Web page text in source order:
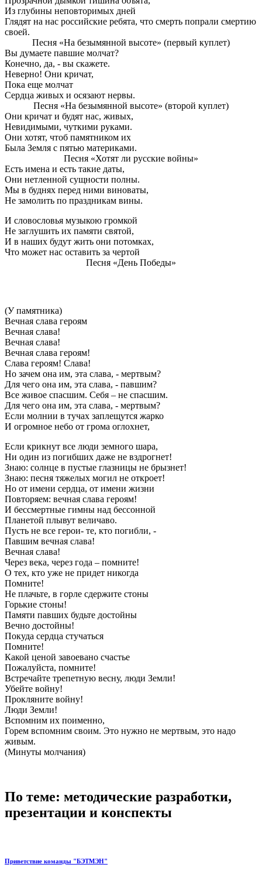
Из глубины неповторимых дней
Глядят на нас российские ребята, что смерть попрали смертию
своей.
Песня «На безымянной высоте» (первый куплет)
Вы думаете павшие молчат?
Конечно, да, - вы скажете.
Неверно! Они кричат,
Пока еще молчат
Сердца живых и осязают нервы.
Песня «На безымянной высоте» (второй куплет)
Они кричат и будят нас, живых,
Невидимыми, чуткими руками.
Они хотят, чтоб памятником их
Была Земля с пятью материками.
Песня «Хотят ли русские войны»
Есть имена и есть такие даты,
Они нетленной сущности полны.
Мы в буднях перед ними виноваты,
Не замолить по праздникам вины.
И словословья музыкою громкой
Не заглушить их памяти святой,
И в наших будут жить они потомках,
Что может нас оставить за чертой
Песня «День Победы»
(У памятника)
Вечная слава героям
Вечная слава!
Вечная слава!
Вечная слава героям!
Слава героям! Слава!
Но зачем она им, эта слава, - мертвым?
Для чего она им, эта слава, - павшим?
Все живое спасшим. Себя – не спасшим.
Для чего она им, эта слава, - мертвым?
Если молнии в тучах заплещутся жарко
И огромное небо от грома оглохнет,
Если крикнут все люди земного шара,
Ни один из погибших даже не вздрогнет!
Знаю: солнце в пустые глазницы не брызнет!
Знаю: песня тяжелых могил не откроет!
Но от имени сердца, от имени жизни
Повторяем: вечная слава героям!
И бессмертные гимны над бессонной
Планетой плывут величаво.
Пусть не все герои- те, кто погибли, -
Павшим вечная слава!
Вечная слава!
Через века, через года – помните!
О тех, кто уже не придет никогда
Помните!
Не плачьте, в горле сдержите стоны
Горькие стоны!
Памяти павших будьте достойны
Вечно достойны!
Покуда сердца стучаться
Помните!
Какой ценой завоевано счастье
Пожалуйста, помните!
Встречайте трепетную весну, люди Земли!
Убейте войну!
Прокляните войну!
Люди Земли!
Вспомним их поименно,
Горем вспомним своим. Это нужно не мертвым, это надо
живым.
(Минуты молчания)
По теме: методические разработки,
презентации и конспекты
Приветствие команды "БЭТМЭН"